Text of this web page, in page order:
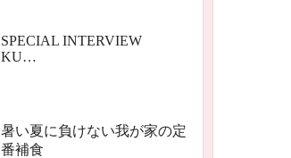
SPECIAL INTERVIEW
KU…
暑い夏に負けない我が家の定
番補食